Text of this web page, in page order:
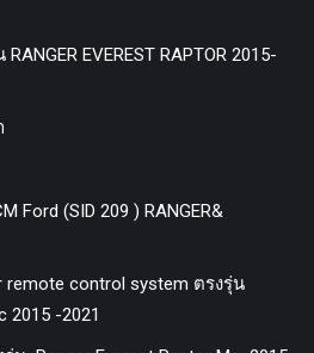
EVEREST RAPTOR 2015-
Ford (SID 209 ) RANGER&
control system ตรงรุ่น
2015 -2021